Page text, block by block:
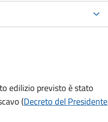
edilizio previsto è stato
(Decreto del Presidente